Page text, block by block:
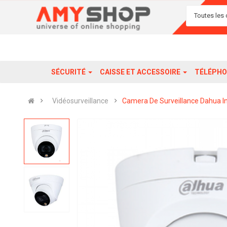
Toutes les
SÉCURITÉ CAISSE ET ACCESSOIRE
Vidéosurveillance Camera De Surveillance Dahua